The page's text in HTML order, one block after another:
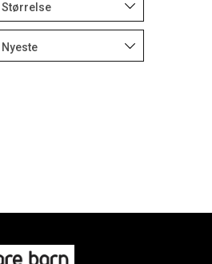
Størrelse
Nyeste